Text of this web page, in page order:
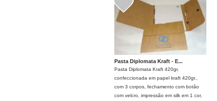
Pasta Diplomata Kraft - E...
Pasta Diplomata Kraft 420gr,
confeccionada em papel kraft 420gr.,
com 3 corpos, fechamento com botão
com velcro, impressão em silk em 1 cor,